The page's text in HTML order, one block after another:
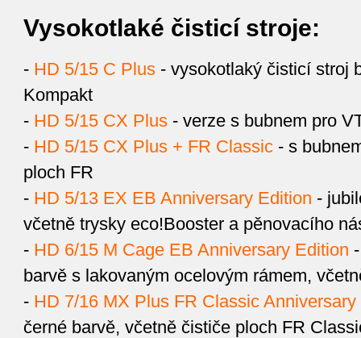
Vysokotlaké čisticí stroje:
- HD 5/15 C Plus - vysokotlaký čisticí stroj
Kompakt
- HD 5/15 CX Plus- verze s bubnem pro
- HD 5/15 CX Plus + FR Classic- s
ploch FR
- HD 5/13 EX EB Anniversary Edition -
včetně trysky eco!Booster a pěnovacího
- HD 6/15 M Cage EB Anniversary Edition
barvě s lakovaným ocelovým rámem,
- HD 7/16 MX Plus FR Classic Anniversary
černé barvě, včetně čističe ploch FR